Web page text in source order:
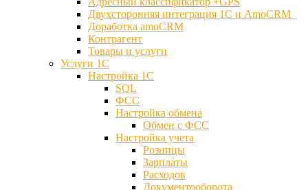
Двухсторонняя интеграция 1С и AmoCRM
Доработка amoCRM
Контрагент
Товары и услуги
Услуги 1С
Настройка 1С
SQL
ФСС
Настройка обмена
Обмен с ФСС
Настройка учета
Розницы
Зарплаты
Расходов
Документооборота